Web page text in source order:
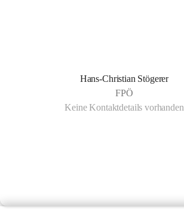
Hans-Christian Stögerer
FPÖ
Keine Kontaktdetails vorhanden